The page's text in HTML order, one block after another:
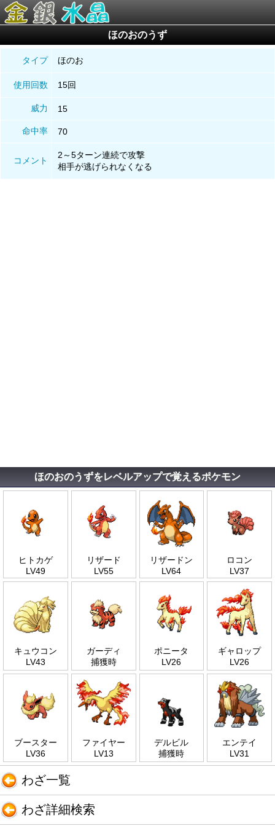
ほのおのうず
タイプ ほのお
使用回数 15回
威力 15
命中率 70
コメント
2～5ターン連続で攻撃
相手が逃げられなくなる
ほのおのうずをレベルアップで覚えるポケモン
ヒトカゲ
LV49
リザード
LV55
リザードン
LV64
ロコン
LV37
キュウコン
LV43
ガーディ
捕獲時
ポニータ
LV26
ギャロップ
LV26
ブースター
LV36
ファイヤー
LV13
デルビル
捕獲時
エンテイ
LV31
わざ一覧
わざ詳細検索